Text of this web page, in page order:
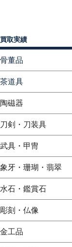
買取実績
骨董品
茶道具
陶磁器
刀剣・刀装具
武具・甲冑
象牙・珊瑚・翡翠
水石・鑑賞石
彫刻・仏像
金工品